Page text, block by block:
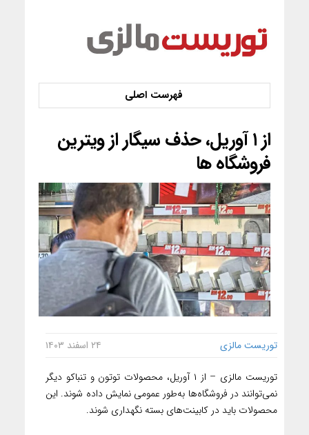
از ۱ آوریل، حذف سیگار از ویترین
فروشگاه ها
توریست مالزی ۲۴ اسفند ۱۴۰۳
توریست مالزی – از ۱ آوریل، محصولات توتون و تنباکو دیگر
نمی‌توانند در فروشگاه‌ها به‌طور عمومی نمایش داده شوند. این
محصولات باید در کابینت‌های بسته نگهداری شوند.